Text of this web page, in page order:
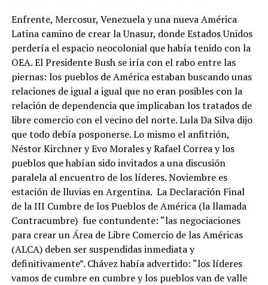
Enfrente, Mercosur, Venezuela y una nueva América
Latina camino de crear la Unasur, donde Estados Unidos
perdería el espacio neocolonial que había tenido con la
OEA. El Presidente Bush se iría con el rabo entre las
piernas: los pueblos de América estaban buscando unas
relaciones de igual a igual que no eran posibles con la
relación de dependencia que implicaban los tratados de
libre comercio con el vecino del norte. Lula Da Silva dijo
que todo debía posponerse. Lo mismo el anfitrión,
Néstor Kirchner y Evo Morales y Rafael Correa y los
pueblos que habían sido invitados a una discusión
paralela al encuentro de los líderes. Noviembre es
estación de lluvias en Argentina. La Declaración Final
de la III Cumbre de los Pueblos de América (la llamada
Contracumbre) fue contundente: “las negociaciones
para crear un Área de Libre Comercio de las Américas
(ALCA) deben ser suspendidas inmediata y
definitivamente”. Chávez había advertido: “los líderes
vamos de cumbre en cumbre y los pueblos van de valle